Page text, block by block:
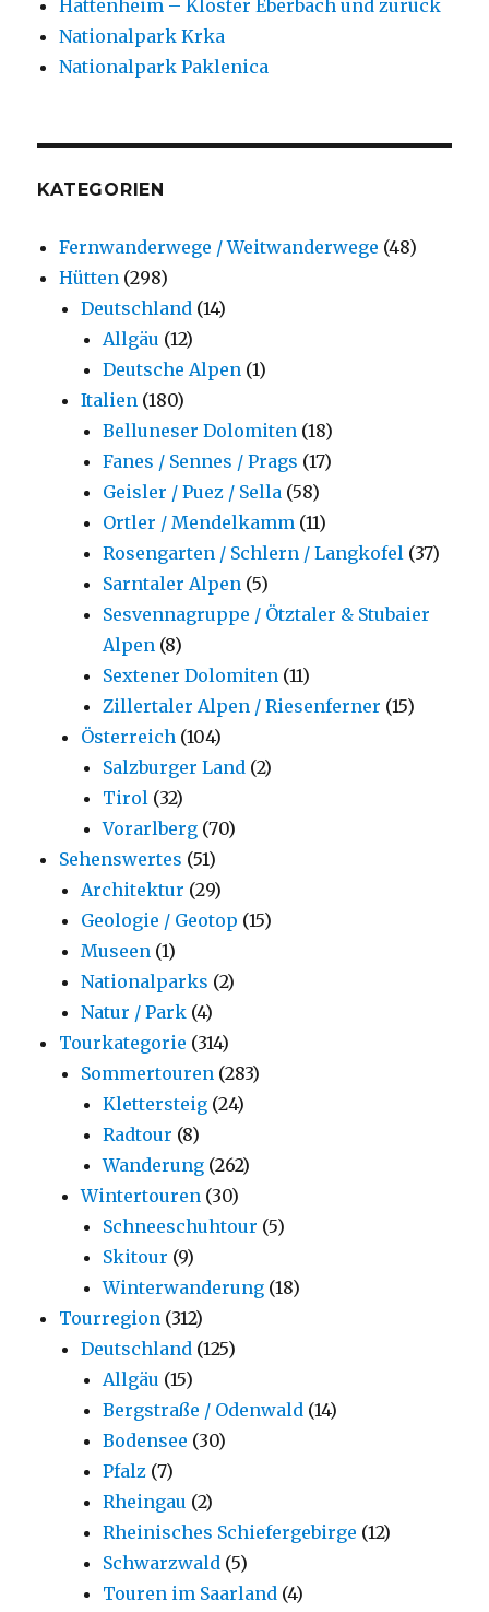
Hattenheim – Kloster Eberbach und zurück
Nationalpark Krka
Nationalpark Paklenica
KATEGORIEN
Fernwanderwege / Weitwanderwege (48)
Hütten (298)
Deutschland (14)
Allgäu (12)
Deutsche Alpen (1)
Italien (180)
Belluneser Dolomiten (18)
Fanes / Sennes / Prags (17)
Geisler / Puez / Sella (58)
Ortler / Mendelkamm (11)
Rosengarten / Schlern / Langkofel (37)
Sarntaler Alpen (5)
Sesvennagruppe / Ötztaler & Stubaier
Alpen (8)
Sextener Dolomiten (11)
Zillertaler Alpen / Riesenferner (15)
Österreich (104)
Salzburger Land (2)
Tirol (32)
Vorarlberg (70)
Sehenswertes (51)
Architektur (29)
Geologie / Geotop (15)
Museen (1)
Nationalparks (2)
Natur / Park (4)
Tourkategorie (314)
Sommertouren (283)
Klettersteig (24)
Radtour (8)
Wanderung (262)
Wintertouren (30)
Schneeschuhtour (5)
Skitour (9)
Winterwanderung (18)
Tourregion (312)
Deutschland (125)
Allgäu (15)
Bergstraße / Odenwald (14)
Bodensee (30)
Pfalz (7)
Rheingau (2)
Rheinisches Schiefergebirge (12)
Schwarzwald (5)
Touren im Saarland (4)